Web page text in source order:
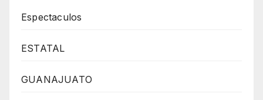
Espectaculos
ESTATAL
GUANAJUATO